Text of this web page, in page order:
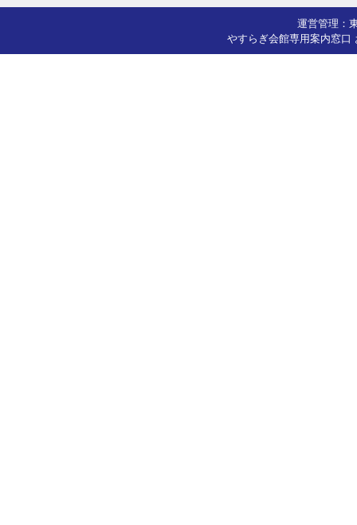
運営管理：
やすらぎ会館専用案内窓口